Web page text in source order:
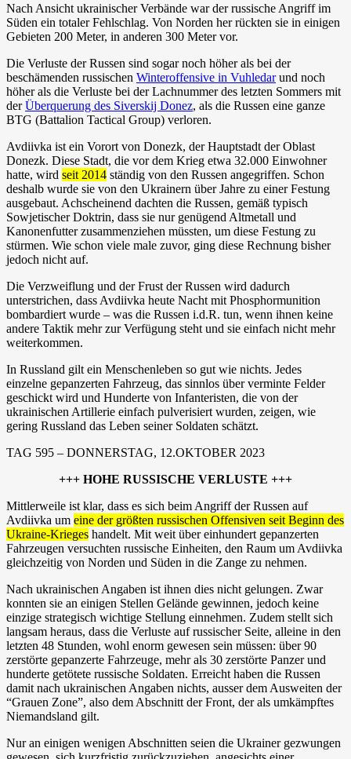
Nach Ansicht ukrainischer Verbände war der russische Angriff im
Süden ein totaler Fehlschlag. Von Norden her rückten sie in einigen
Gebieten 200 Meter, in anderen 300 Meter vor.
Die Verluste der Russen sind sogar noch höher als bei der
beschämenden russischen Winteroffensive in Vuhledarund noch
höher als die Verluste bei der Lachnummer des letzten Sommers mit
derÜberquerung des Siverskij Donez, als die Russen eine ganze
BTG (Battalion Tactical Group) verloren.
Avdiivka ist ein Vorort von Donezk, der Hauptstadt der Oblast
Donezk. Diese Stadt, die vor dem Krieg etwa 32.000 Einwohner
hatte, wird seit 2014 ständig von den Russen angegriffen. Schon
deshalb wurde sie von den Ukrainern über Jahre zu einer Festung
ausgebaut. Achscheinend dachten die Russen, gemäß typisch
Sowjetischer Doktrin, dass sie nur genügend Altmetall und
Kanonenfutter zusammenziehen müssten, um diese Festung zu
stürmen. Wie schon viele male zuvor, ging diese Rechnung bisher
jedoch nicht auf.
Die Verzweiflung und der Frust der Russen wird dadurch
unterstrichen, dass Avdiivka heute Nacht mit Phosphormunition
bombardiert wurde – was die Russen i.d.R. tun, wenn ihnen keine
andere Taktik mehr zur Verfügung steht und sie einfach nicht mehr
weiterkommen.
In Russland gilt ein Menschenleben so gut wie nichts. Jedes
einzelne gepanzerten Fahrzeug, das sinnlos über verminte Felder
geschickt wird und Hunderte von Infanteristen, die von der
ukrainischen Artillerie einfach pulverisiert wurden, zeigen, wie
gering Russland das Leben seiner Soldaten schätzt.
TAG 595 – DONNERSTAG, 12.OKTOBER 2023
+++ HOHE RUSSISCHE VERLUSTE +++
Mittlerweile ist klar, dass es sich beim Angriff der Russen auf
Avdiivka um eine der größten russischen Offensiven seit Beginn des
Ukraine-Krieges handelt. Mit weit über einhundert gepanzerten
Fahrzeugen versuchten russische Einheiten, den Raum um Avdiivka
gleichzeitig von Norden und Süden in die Zange zu nehmen.
Nach ukrainischen Angaben ist ihnen dies nicht gelungen. Zwar
konnten sie an einigen Stellen Gelände gewinnen, jedoch keine
einzige strategisch wichtige Stellung einnehmen. Zudem stellt sich
langsam heraus, dass die Verluste auf russischer Seite, alleine in den
letzten 48 Stunden, wohl enorm gewesen sein müssen: über 90
zerstörte gepanzerte Fahrzeuge, mehr als 30 zerstörte Panzer und
hunderte getötete russische Soldaten. Erreicht haben die Russen
damit nach ukrainischen Angaben nichts, ausser dem Ausweiten der
“Grauen Zone”, also dem Abschnitt der Front, der als umkämpftes
Niemandsland gilt.
Nur an einigen wenigen Abschnitten seien die Ukrainer gezwungen